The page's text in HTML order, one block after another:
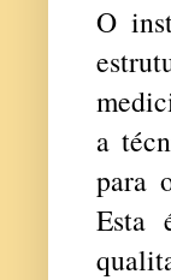
O
a
para
Esta